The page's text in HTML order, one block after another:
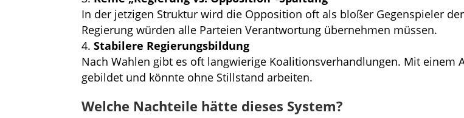
In der jetzigen Struktur wird die Opposition oft als bloßer Gegenspieler
Regierung würden alle Parteien Verantwortung übernehmen müssen.
Stabilere Regierungsbildung
Nach Wahlen gibt es oft langwierige Koalitionsverhandlungen. Mit
gebildet und könnte ohne Stillstand arbeiten.
Welche Nachteile hätte dieses System?